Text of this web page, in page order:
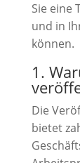
Sie eine
und in
können.
1.
Die
bietet